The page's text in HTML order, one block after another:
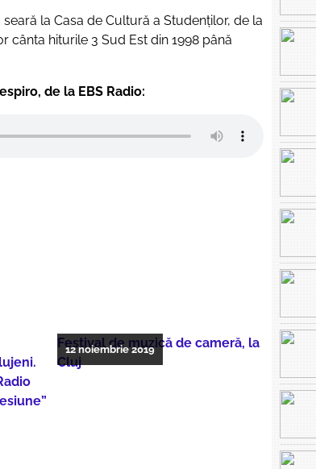
la Casa de Cultură a Studenților, de la
hiturile 3 Sud Est din 1998 până
de la EBS Radio:
Festival de muzică de cameră, la
Cluj
12 noiembrie 2019